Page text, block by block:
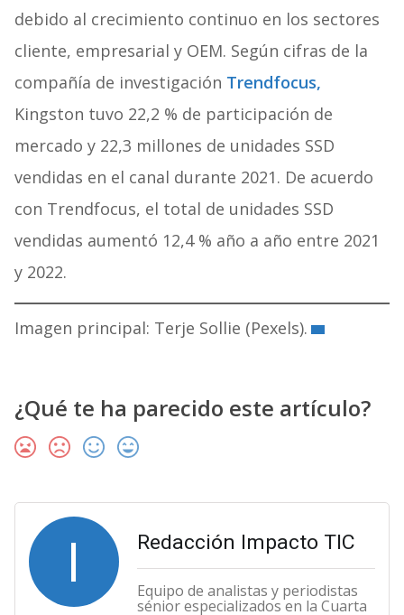
debido al crecimiento continuo en los sectores
cliente, empresarial y OEM. Según cifras de la
compañía de investigación Trendfocus,
Kingston tuvo 22,2 % de participación de
mercado y 22,3 millones de unidades SSD
vendidas en el canal durante 2021. De acuerdo
con Trendfocus, el total de unidades SSD
vendidas aumentó 12,4 % año a año entre 2021
y 2022.
Imagen principal: Terje Sollie (Pexels).
¿Qué te ha parecido este artículo?
I Redacción Impacto TIC
Equipo de analistas y periodistas
sénior especializados en la Cuarta